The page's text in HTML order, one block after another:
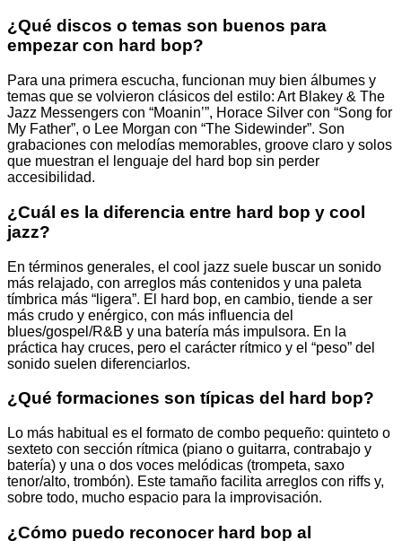
¿Qué discos o temas son buenos para
empezar con hard bop?
Para una primera escucha, funcionan muy bien álbumes y
temas que se volvieron clásicos del estilo: Art Blakey & The
Jazz Messengers con “Moanin’”, Horace Silver con “Song for
My Father”, o Lee Morgan con “The Sidewinder”. Son
grabaciones con melodías memorables, groove claro y solos
que muestran el lenguaje del hard bop sin perder
accesibilidad.
¿Cuál es la diferencia entre hard bop y cool
jazz?
En términos generales, el cool jazz suele buscar un sonido
más relajado, con arreglos más contenidos y una paleta
tímbrica más “ligera”. El hard bop, en cambio, tiende a ser
más crudo y enérgico, con más influencia del
blues/gospel/R&B y una batería más impulsora. En la
práctica hay cruces, pero el carácter rítmico y el “peso” del
sonido suelen diferenciarlos.
¿Qué formaciones son típicas del hard bop?
Lo más habitual es el formato de combo pequeño: quinteto o
sexteto con sección rítmica (piano o guitarra, contrabajo y
batería) y una o dos voces melódicas (trompeta, saxo
tenor/alto, trombón). Este tamaño facilita arreglos con riffs y,
sobre todo, mucho espacio para la improvisación.
¿Cómo puedo reconocer hard bop al